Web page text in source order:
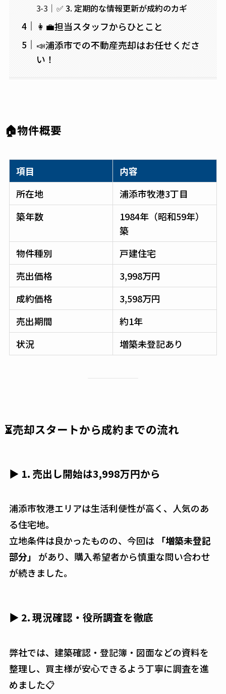
✅ 3. 定期的な情報更新が成約のカギ
👩‍💼担当スタッフからひとこと
📣浦添市での不動産売却はお任せくださ
い！
🏠物件概要
項目
内容
所在地
浦添市牧港3丁目
築年数
1984年（昭和59年）
築
物件種別
戸建住宅
売出価格
3,998万円
成約価格
3,598万円
売出期間
約1年
状況
増築未登記あり
⏳売却スタートから成約までの流れ
▶ 1. 売出し開始は3,998万円から
浦添市牧港エリアは生活利便性が高く、人気のあ
る住宅地。
立地条件は良かったものの、今回は 「増築未登記
部分」
があり、購入希望者から慎重な問い合わせ
が続きました。
▶ 2. 現況確認・役所調査を徹底
弊社では、建築確認・登記簿・図面などの資料を
整理し、買主様が安心できるよう丁寧に調査を進
めました📋